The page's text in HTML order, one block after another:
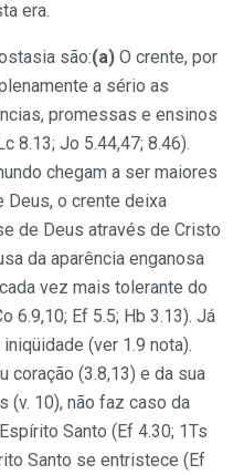
era.
são:(a) O crente, por
a sério as
promessas e ensinos
8.13; Jo 5.44,47; 8.46).
chegam a ser maiores
o crente deixa
de Deus através de Cristo
da aparência enganosa
vez mais tolerante do
6.9,10; Ef 5.5; Hb 3.13). Já
(ver 1.9 nota).
coração (3.8,13) e da sua
(v. 10), não faz caso da
Santo (Ef 4.30; 1Ts
Santo se entristece (Ef